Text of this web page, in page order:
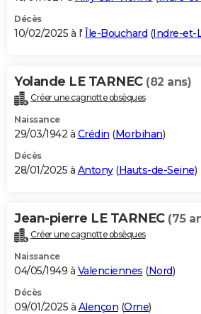
Décès
10/02/2025 à l' Île-Bouchard (Indre-et-
Yolande LE TARNEC (82 ans)
Créer une cagnotte obsèques
Naissance
29/03/1942 à Crédin (Morbihan)
Décès
28/01/2025 à Antony(Hauts-de-Seine)
Jean-pierre LE TARNEC (75
Créer une cagnotte obsèques
Naissance
04/05/1949 à Valenciennes (Nord)
Décès
09/01/2025 à Alençon (Orne)